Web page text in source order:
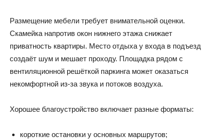
Размещение мебели требует внимательной оценки.
Скамейка напротив окон нижнего этажа снижает
приватность квартиры. Место отдыха у входа в подъезд
создаёт шум и мешает проходу. Площадка рядом с
вентиляционной решёткой паркинга может оказаться
некомфортной из-за звука и потоков воздуха.
Хорошее благоустройство включает разные форматы:
короткие остановки у основных маршрутов;